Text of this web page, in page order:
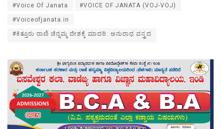
#Voice Of Janata #VOICE OF JANATA (VOJ-VOJ)
#Voiceofjanata.in
#ಕಿತ್ತೂರು ರಾಣಿ ಚೆನ್ನಮ್ಮ ದೇಶಕ್ಕೆ ಮಾದರಿ: ಅನುರಾಧ ವಸ್ತ್ರದ